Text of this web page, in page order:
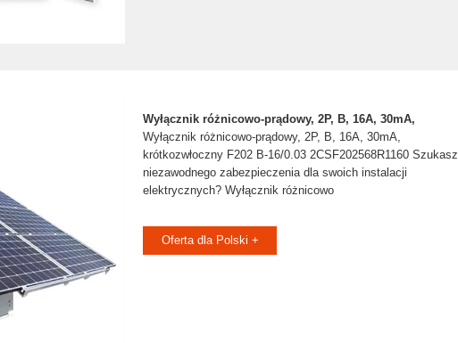
Wyłącznik różnicowo-prądowy, 2P, B, 16A, 30mA,
Wyłącznik różnicowo-prądowy, 2P, B, 16A, 30mA,
krótkozwłoczny F202 B-16/0.03 2CSF202568R1160 Szukasz
niezawodnego zabezpieczenia dla swoich instalacji
elektrycznych? Wyłącznik różnicowo
Oferta dla Polski +